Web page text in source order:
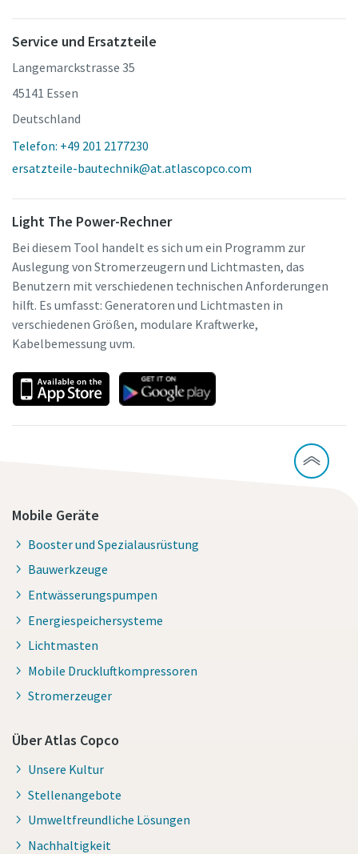
Service und Ersatzteile
Langemarckstrasse 35
45141 Essen
Deutschland
Telefon: +49 201 2177230
ersatzteile-bautechnik@at.atlascopco.com
Light The Power-Rechner
Bei diesem Tool handelt es sich um ein Programm zur
Auslegung von Stromerzeugern und Lichtmasten, das
Benutzern mit verschiedenen technischen Anforderungen
hilft. Es umfasst: Generatoren und Lichtmasten in
verschiedenen Größen, modulare Kraftwerke,
Kabelbemessung uvm.
Mobile Geräte
Booster und Spezialausrüstung
Bauwerkzeuge
Entwässerungspumpen
Energiespeichersysteme
Lichtmasten
Mobile Druckluftkompressoren
Stromerzeuger
Über Atlas Copco
Unsere Kultur
Stellenangebote
Umweltfreundliche Lösungen
Nachhaltigkeit